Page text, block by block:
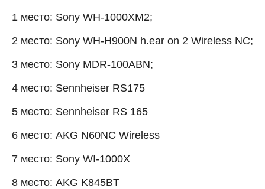
1 место: Sony WH-1000XM2;
2 место: Sony WH-H900N h.ear on 2 Wireless NC;
3 место: Sony MDR-100ABN;
4 место: Sennheiser RS175
5 место: Sennheiser RS 165
6 место: AKG N60NC Wireless
7 место: Sony WI-1000X
8 место: AKG K845BT